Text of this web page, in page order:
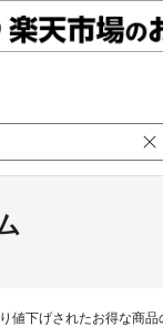
値下げされたお得な商